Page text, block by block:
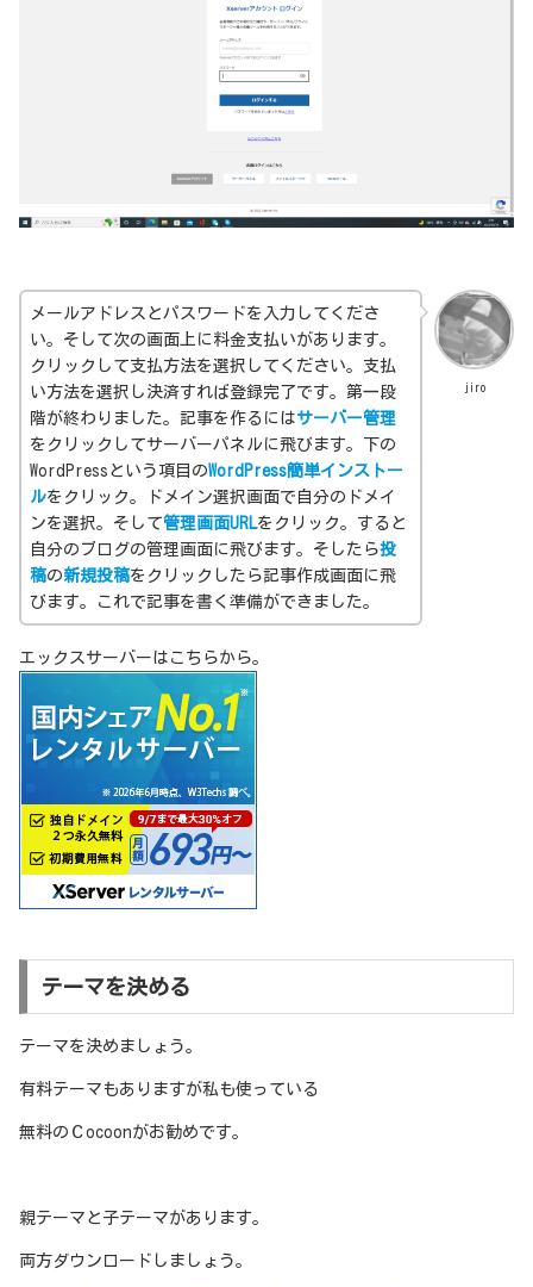
jiro
メールアドレスとパスワードを入力してくださ
い。そして次の画面上に料金支払いがあります。
クリックして支払方法を選択してください。支払
い方法を選択し決済すれば登録完了です。第一段
階が終わりました。記事を作るにはサーバー管理
をクリックしてサーバーパネルに飛びます。下の
WordPressという項目のWordPress簡単インストー
ルをクリック。ドメイン選択画面で自分のドメイ
ンを選択。そして管理画面URLをクリック。すると
自分のブログの管理画面に飛びます。そしたら投
稿の新規投稿をクリックしたら記事作成画面に飛
びます。これで記事を書く準備ができました。
エックスサーバーはこちらから。
テーマを決める
テーマを決めましょう。
有料テーマもありますが私も使っている
無料のＣocoonがお勧めです。
親テーマと子テーマがあります。
両方ダウンロードしましょう。